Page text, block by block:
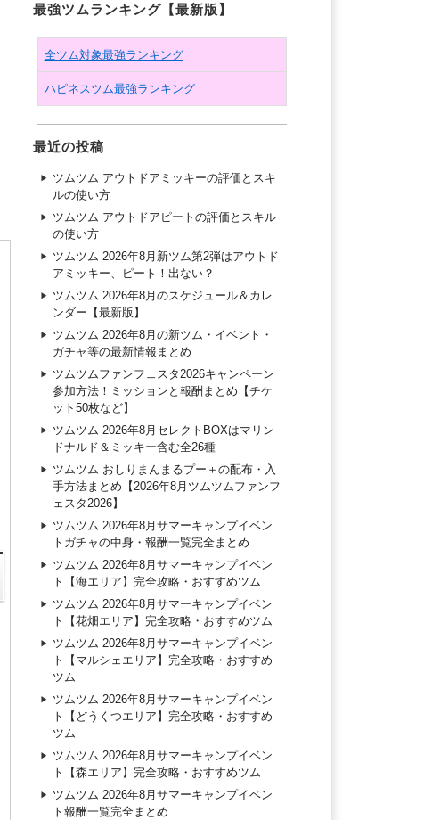
最強ツムランキング【最新版】
全ツム対象最強ランキング
ハピネスツム最強ランキング
最近の投稿
ツムツム アウトドアミッキーの評価とスキ
ルの使い方
ツムツム アウトドアピートの評価とスキル
の使い方
ツムツム 2026年8月新ツム第2弾はアウトド
アミッキー、ピート！出ない？
ツムツム 2026年8月のスケジュール＆カレ
ンダー【最新版】
ツムツム 2026年8月の新ツム・イベント・
ガチャ等の最新情報まとめ
ツムツムファンフェスタ2026キャンペーン
参加方法！ミッションと報酬まとめ【チケ
ット50枚など】
ツムツム 2026年8月セレクトBOXはマリン
ドナルド＆ミッキー含む全26種
ツムツム おしりまんまるプー＋の配布・入
手方法まとめ【2026年8月ツムツムファンフ
ェスタ2026】
ツムツム 2026年8月サマーキャンプイベン
トガチャの中身・報酬一覧完全まとめ
ツムツム 2026年8月サマーキャンプイベン
ト【海エリア】完全攻略・おすすめツム
ツムツム 2026年8月サマーキャンプイベン
ト【花畑エリア】完全攻略・おすすめツム
ツムツム 2026年8月サマーキャンプイベン
ト【マルシェエリア】完全攻略・おすすめ
ツム
ツムツム 2026年8月サマーキャンプイベン
ト【どうくつエリア】完全攻略・おすすめ
ツム
ツムツム 2026年8月サマーキャンプイベン
ト【森エリア】完全攻略・おすすめツム
ツムツム 2026年8月サマーキャンプイベン
ト報酬一覧完全まとめ